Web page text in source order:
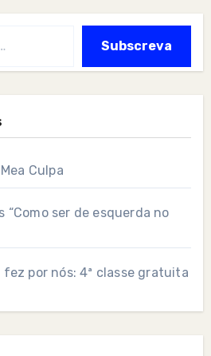
Subscreva
Culpa
“Como ser de esquerda no
fez por nós: 4ª classe gratuita